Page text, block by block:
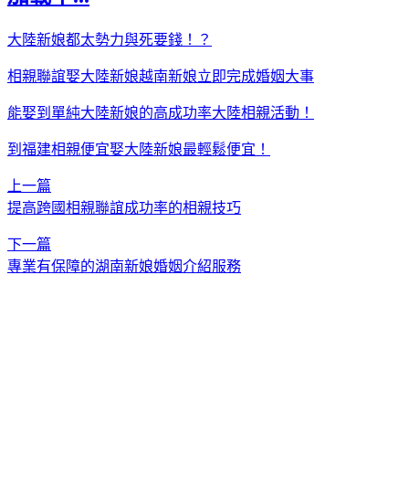
大陸新娘都太勢力與死要錢！？
相親聯誼娶大陸新娘越南新娘立即完成婚姻大事
能娶到單純大陸新娘的高成功率大陸相親活動！
到福建相親便宜娶大陸新娘最輕鬆便宜！
上一篇
提高跨國相親聯誼成功率的相親技巧
下一篇
專業有保障的湖南新娘婚姻介紹服務